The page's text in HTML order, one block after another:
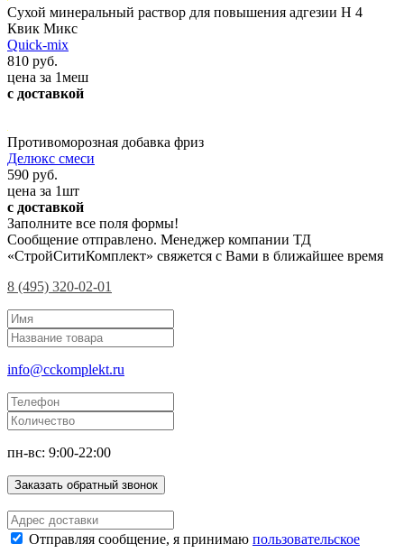
Сухой минеральный раствор для повышения адгезии H 4
Квик Микс
Quick-mix
810 руб.
цена за 1меш
с доставкой
Противоморозная добавка фриз
Делюкс смеси
590 руб.
цена за 1шт
с доставкой
Заполните все поля формы!
Сообщение отправлено. Менеджер компании ТД
«СтройСитиКомплект» свяжется с Вами в ближайшее время
8 (495) 320-02-01
info@cckomplekt.ru
пн-вс: 9:00-22:00
Заказать обратный звонок
Отправляя сообщение, я принимаю пользовательское